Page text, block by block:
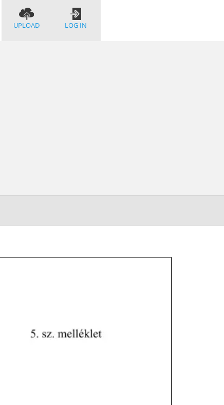
UPLOAD LOG IN